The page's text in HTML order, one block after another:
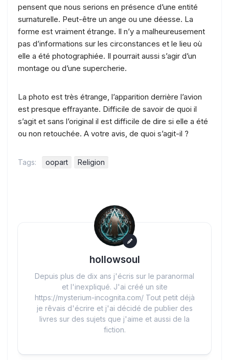
pensent que nous serions en présence d’une entité
surnaturelle. Peut-être un ange ou une déesse. La
forme est vraiment étrange. Il n’y a malheureusement
pas d’informations sur les circonstances et le lieu où
elle a été photographiée. Il pourrait aussi s’agir d’un
montage ou d’une supercherie.
La photo est très étrange, l’apparition derrière l’avion
est presque effrayante. Difficile de savoir de quoi il
s’agit et sans l’original il est difficile de dire si elle a été
ou non retouchée. A votre avis, de quoi s’agit-il ?
Tags: oopart Religion
hollowsoul
Depuis plus de dix ans j'écris sur le paranormal
et l'inexpliqué. J'ai créé un site
https://mysterium-incognita.com/ Tout petit déjà
je rêvais d'écrire et j'ai décidé de publier des
livres sur des sujets que j'aime et aussi de la
fiction.